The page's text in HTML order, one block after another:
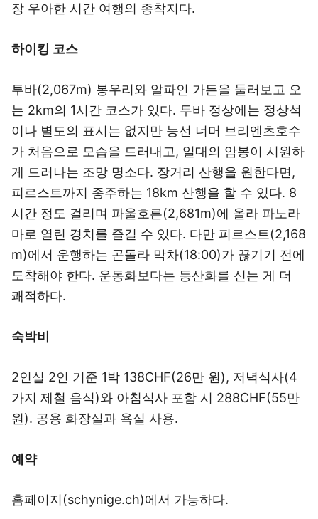
장 우아한 시간 여행의 종착지다.
하이킹 코스
투바(2,067m) 봉우리와 알파인 가든을 둘러보고 오
는 2km의 1시간 코스가 있다. 투바 정상에는 정상석
이나 별도의 표시는 없지만 능선 너머 브리엔츠호수
가 처음으로 모습을 드러내고, 일대의 암봉이 시원하
게 드러나는 조망 명소다. 장거리 산행을 원한다면,
피르스트까지 종주하는 18km 산행을 할 수 있다. 8
시간 정도 걸리며 파울호른(2,681m)에 올라 파노라
마로 열린 경치를 즐길 수 있다. 다만 피르스트(2,168
m)에서 운행하는 곤돌라 막차(18:00)가 끊기기 전에
도착해야 한다. 운동화보다는 등산화를 신는 게 더
쾌적하다.
숙박비
2인실 2인 기준 1박 138CHF(26만 원), 저녁식사(4
가지 제철 음식)와 아침식사 포함 시 288CHF(55만
원). 공용 화장실과 욕실 사용.
예약
홈페이지(schynige.ch)에서 가능하다.